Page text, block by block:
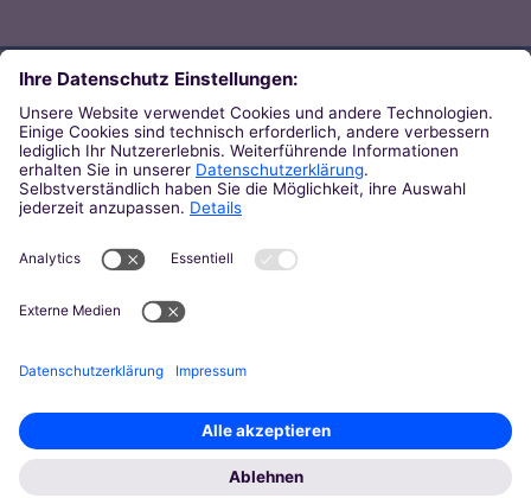
Direkt zum Thema
Zu den Orten von Kirche
Zu den Pastoralen Räumen
Weiterführende Links
Zum Newsletter des Bistums
Zur KirchenZeitung